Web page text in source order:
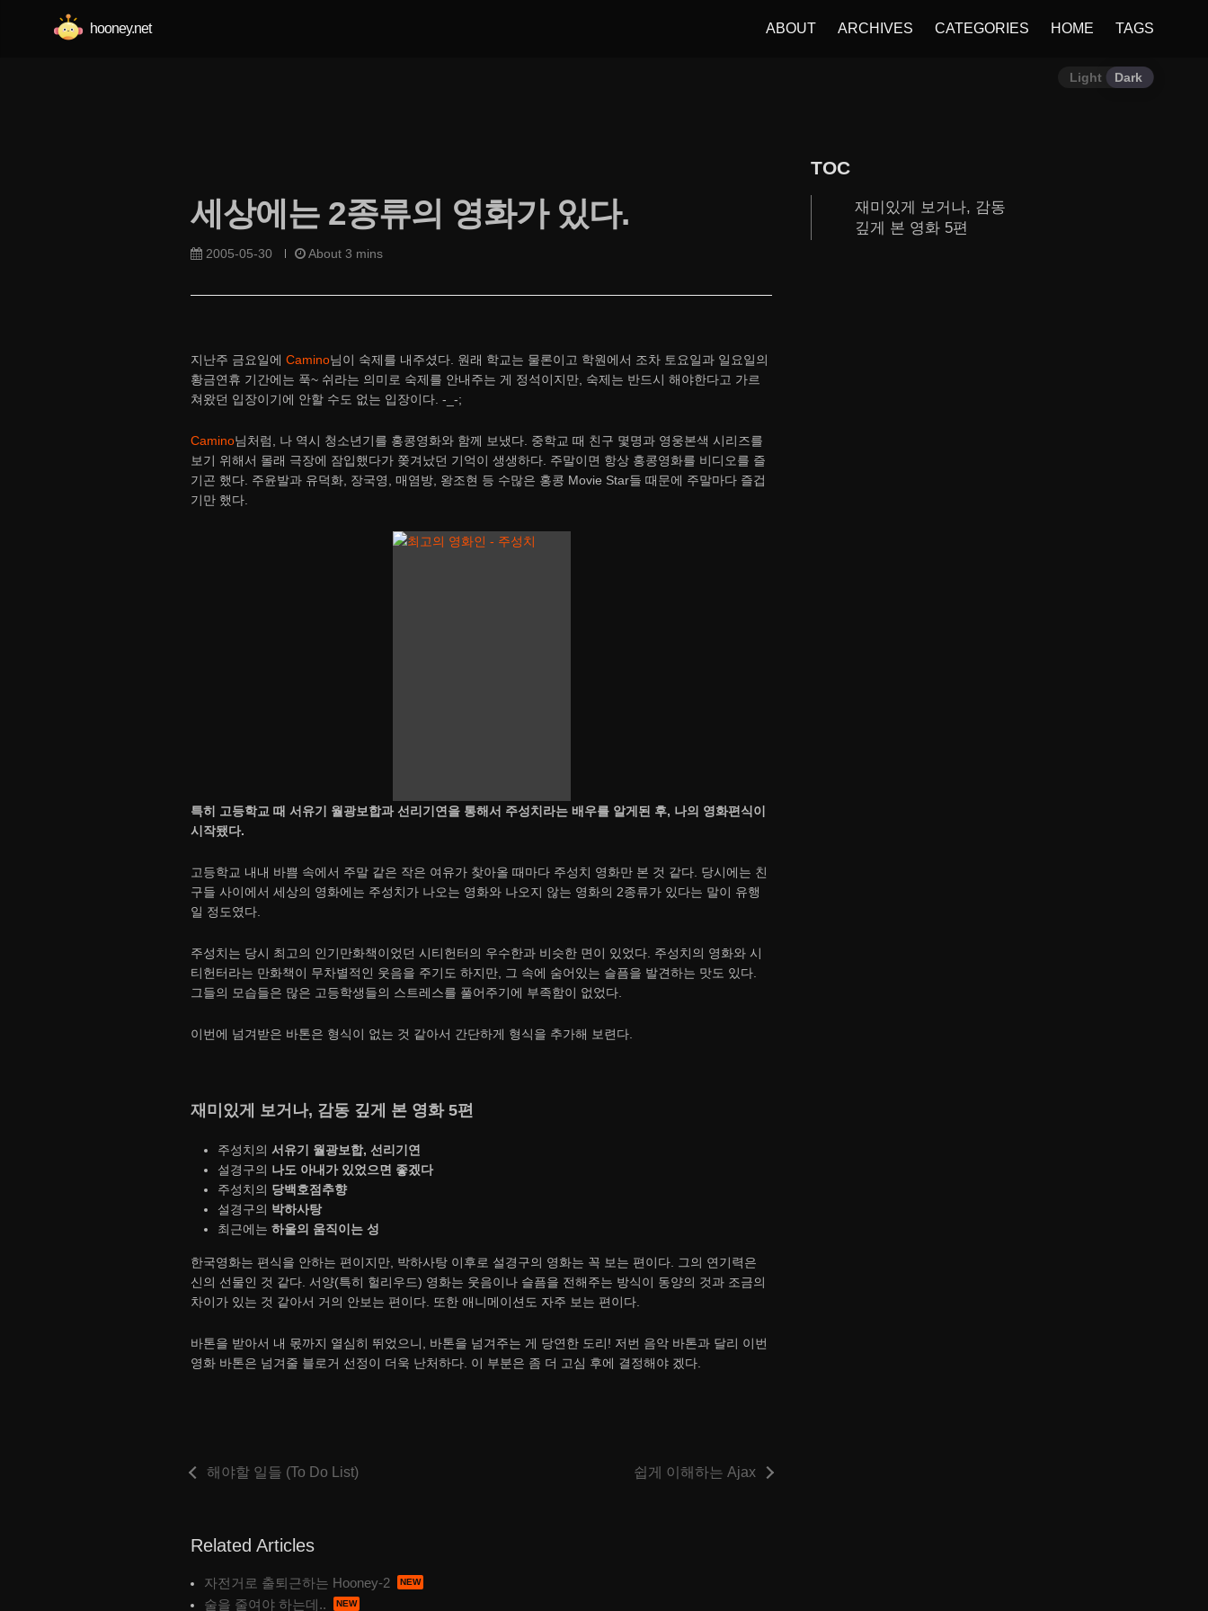
hooney.net ABOUT ARCHIVES CATEGORIES HOME TAGS
Light Dark
세상에는 2종류의 영화가 있다.
2005-05-30 About 3 mins
지난주 금요일에 Camino님이 숙제를 내주셨다. 원래 학교는 물론이고 학원에서 조차 토요일과 일요일의
황금연휴 기간에는 푹~ 쉬라는 의미로 숙제를 안내주는 게 정석이지만, 숙제는 반드시 해야한다고 가르
쳐왔던 입장이기에 안할 수도 없는 입장이다. -_-;
Camino님처럼, 나 역시 청소년기를 홍콩영화와 함께 보냈다. 중학교 때 친구 몇명과 영웅본색 시리즈를
보기 위해서 몰래 극장에 잠입했다가 쫒겨났던 기억이 생생하다. 주말이면 항상 홍콩영화를 비디오를 즐
기곤 했다. 주윤발과 유덕화, 장국영, 매염방, 왕조현 등 수많은 홍콩 Movie Star들 때문에 주말마다 즐겁
기만 했다.
특히 고등학교 때 서유기 월광보합과 선리기연을 통해서 주성치라는 배우를 알게된 후, 나의 영화편식이
시작됐다.
고등학교 내내 바쁨 속에서 주말 같은 작은 여유가 찾아올 때마다 주성치 영화만 본 것 같다. 당시에는 친
구들 사이에서 세상의 영화에는 주성치가 나오는 영화와 나오지 않는 영화의 2종류가 있다는 말이 유행
일 정도였다.
주성치는 당시 최고의 인기만화책이었던 시티헌터의 우수한과 비슷한 면이 있었다. 주성치의 영화와 시
티헌터라는 만화책이 무차별적인 웃음을 주기도 하지만, 그 속에 숨어있는 슬픔을 발견하는 맛도 있다.
그들의 모습들은 많은 고등학생들의 스트레스를 풀어주기에 부족함이 없었다.
이번에 넘겨받은 바톤은 형식이 없는 것 같아서 간단하게 형식을 추가해 보련다.
재미있게 보거나, 감동 깊게 본 영화 5편
주성치의 서유기 월광보합, 선리기연
설경구의 나도 아내가 있었으면 좋겠다
주성치의 당백호점추향
설경구의 박하사탕
최근에는 하울의 움직이는 성
한국영화는 편식을 안하는 편이지만, 박하사탕 이후로 설경구의 영화는 꼭 보는 편이다. 그의 연기력은
신의 선물인 것 같다. 서양(특히 헐리우드) 영화는 웃음이나 슬픔을 전해주는 방식이 동양의 것과 조금의
차이가 있는 것 같아서 거의 안보는 편이다. 또한 애니메이션도 자주 보는 편이다.
바톤을 받아서 내 몫까지 열심히 뛰었으니, 바톤을 넘겨주는 게 당연한 도리! 저번 음악 바톤과 달리 이번
영화 바톤은 넘겨줄 블로거 선정이 더욱 난처하다. 이 부분은 좀 더 고심 후에 결정해야 겠다.
해야할 일들 (To Do List) 쉽게 이해하는 Ajax
Related Articles
자전거로 출퇴근하는 Hooney-2
술을 줄여야 하는데..
TOC
재미있게 보거나, 감동
깊게 본 영화 5편